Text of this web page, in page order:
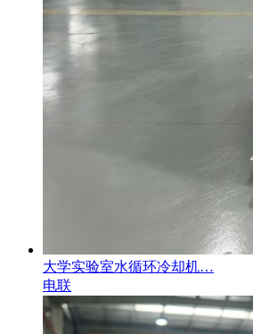
大学实验室水循环冷却机…
电联